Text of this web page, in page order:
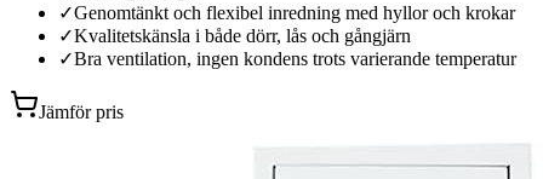
✓Genomtänkt och flexibel inredning med hyllor och krokar
✓Kvalitetskänsla i både dörr, lås och gångjärn
✓Bra ventilation, ingen kondens trots varierande temperatur
Jämför pris